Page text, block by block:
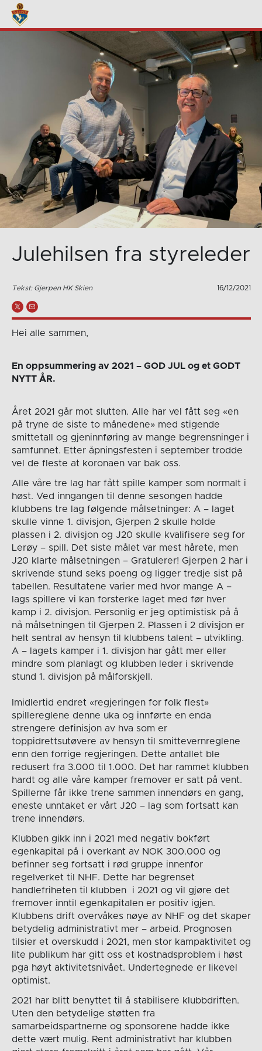
Julehilsen fra styreleder
Tekst: Gjerpen HK Skien 16/12/2021
Hei alle sammen,
En oppsummering av 2021 – GOD JUL og et GODT
NYTT ÅR.
Året 2021 går mot slutten. Alle har vel fått seg «en
på tryne de siste to månedene» med stigende
smittetall og gjeninnføring av mange begrensninger i
samfunnet. Etter åpningsfesten i september trodde
vel de fleste at koronaen var bak oss.
Alle våre tre lag har fått spille kamper som normalt i
høst. Ved inngangen til denne sesongen hadde
klubbens tre lag følgende målsetninger: A – laget
skulle vinne 1. divisjon, Gjerpen 2 skulle holde
plassen i 2. divisjon og J20 skulle kvalifisere seg for
Lerøy – spill. Det siste målet var mest hårete, men
J20 klarte målsetningen – Gratulerer! Gjerpen 2 har i
skrivende stund seks poeng og ligger tredje sist på
tabellen. Resultatene varier med hvor mange A –
lags spillere vi kan forsterke laget med før hver
kamp i 2. divisjon. Personlig er jeg optimistisk på å
nå målsetningen til Gjerpen 2. Plassen i 2 divisjon er
helt sentral av hensyn til klubbens talent – utvikling.
A – lagets kamper i 1. divisjon har gått mer eller
mindre som planlagt og klubben leder i skrivende
stund 1. divisjon på målforskjell.
Imidlertid endret «regjeringen for folk flest»
spillereglene denne uka og innførte en enda
strengere definisjon av hva som er
toppidrettsutøvere av hensyn til smittevernreglene
enn den forrige regjeringen. Dette antallet ble
redusert fra 3.000 til 1.000. Det har rammet klubben
hardt og alle våre kamper fremover er satt på vent.
Spillerne får ikke trene sammen innendørs en gang,
eneste unntaket er vårt J20 – lag som fortsatt kan
trene innendørs.
Klubben gikk inn i 2021 med negativ bokført
egenkapital på i overkant av NOK 300.000 og
befinner seg fortsatt i rød gruppe innenfor
regelverket til NHF. Dette har begrenset
handlefriheten til klubben i 2021 og vil gjøre det
fremover inntil egenkapitalen er positiv igjen.
Klubbens drift overvåkes nøye av NHF og det skaper
betydelig administrativt mer – arbeid. Prognosen
tilsier et overskudd i 2021, men stor kampaktivitet og
lite publikum har gitt oss et kostnadsproblem i høst
pga høyt aktivitetsnivået. Undertegnede er likevel
optimist.
2021 har blitt benyttet til å stabilisere klubbdriften.
Uten den betydelige støtten fra
samarbeidspartnerne og sponsorene hadde ikke
dette vært mulig. Rent administrativt har klubben